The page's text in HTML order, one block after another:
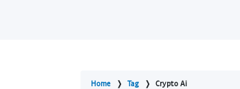
Home Tag Crypto Ai